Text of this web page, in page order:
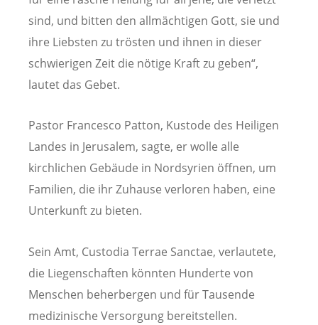
sind, und bitten den allmächtigen Gott, sie und
ihre Liebsten zu trösten und ihnen in dieser
schwierigen Zeit die nötige Kraft zu geben“,
lautet das Gebet.
Pastor Francesco Patton, Kustode des Heiligen
Landes in Jerusalem, sagte, er wolle alle
kirchlichen Gebäude in Nordsyrien öffnen, um
Familien, die ihr Zuhause verloren haben, eine
Unterkunft zu bieten.
Sein Amt, Custodia Terrae Sanctae, verlautete,
die Liegenschaften könnten Hunderte von
Menschen beherbergen und für Tausende
medizinische Versorgung bereitstellen.